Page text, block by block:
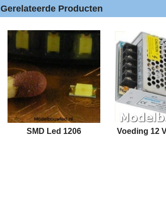
Gerelateerde Producten
SMD Led 1206 Voeding 12